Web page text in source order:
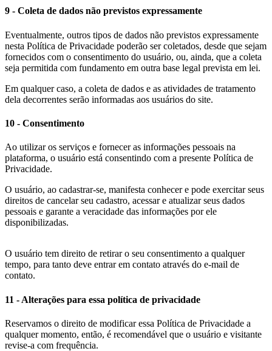
9 - Coleta de dados não previstos expressamente
Eventualmente, outros tipos de dados não previstos expressamente
nesta Política de Privacidade poderão ser coletados, desde que sejam
fornecidos com o consentimento do usuário, ou, ainda, que a coleta
seja permitida com fundamento em outra base legal prevista em lei.
Em qualquer caso, a coleta de dados e as atividades de tratamento
dela decorrentes serão informadas aos usuários do site.
10 - Consentimento
Ao utilizar os serviços e fornecer as informações pessoais na
plataforma, o usuário está consentindo com a presente Política de
Privacidade.
O usuário, ao cadastrar-se, manifesta conhecer e pode exercitar seus
direitos de cancelar seu cadastro, acessar e atualizar seus dados
pessoais e garante a veracidade das informações por ele
disponibilizadas.
O usuário tem direito de retirar o seu consentimento a qualquer
tempo, para tanto deve entrar em contato através do e-mail de
contato.
11 - Alterações para essa política de privacidade
Reservamos o direito de modificar essa Política de Privacidade a
qualquer momento, então, é recomendável que o usuário e visitante
revise-a com frequência.